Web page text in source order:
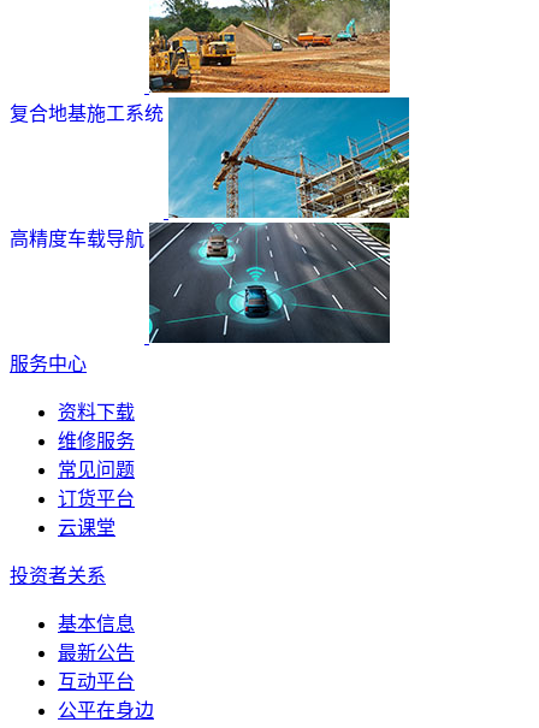
复合地基施工系统
高精度车载导航
服务中心
资料下载
维修服务
常见问题
订货平台
云课堂
投资者关系
基本信息
最新公告
互动平台
公平在身边